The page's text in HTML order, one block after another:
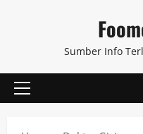
Sumber Info
Primary